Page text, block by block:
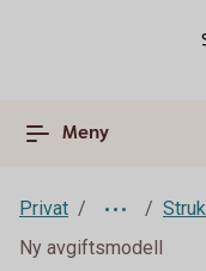
Meny
Privat
Ny avgiftsmodell